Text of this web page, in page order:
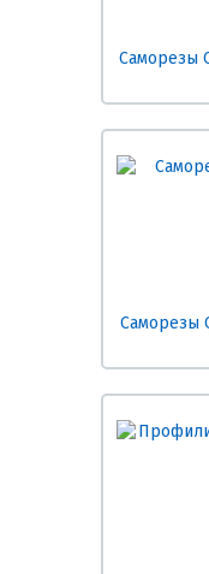
Саморезы
Саморезы